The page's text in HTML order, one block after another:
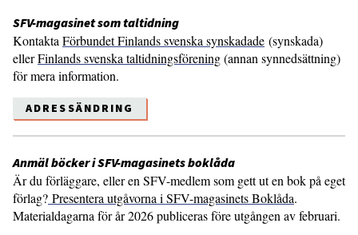
SFV-magasinet som taltidning
Kontakta Förbundet Finlands svenska synskadade (synskada)
ellerFinlands svenska taltidningsförening(annan synnedsättning)
för mera information.
ADRESSÄNDRING
Anmäl böcker i SFV-magasinets boklåda
Är du förläggare, eller en SFV-medlem som gett ut en bok på eget
förlag? Presentera utgåvorna i SFV-magasinets Boklåda.
Materialdagarna för år 2026 publiceras före utgången av februari.